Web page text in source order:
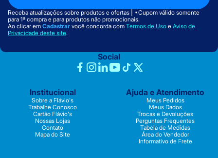
Receba atualizações sobre produtos e ofertas | *Cupom válido somente
para 1ª compra e para produtos não promocionais.
Ao clicar em Cadastrar você concorda com Termos de Uso e Aviso de
Privacidade deste site.
Social
Institucional
Sobre a Flávio's
Trabalhe Conosco
Cartão Flávio's
Nossas Lojas
Contato
Mapa do Site
Ajuda e Atendimento
Meus Pedidos
Meus Dados
Trocas e Devoluções
Perguntas Frequentes
Tabela de Medidas
Área do Vendedor
Informativo de Frete